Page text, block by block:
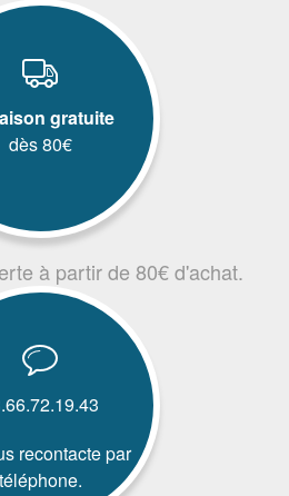
gratuite
dès 80€
à partir de 80€ d'achat.
recontacte par
téléphone.